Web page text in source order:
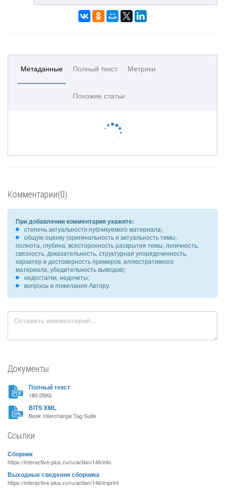
Метаданные Полный текст Метрики
Похожие статьи
Комментарии(0)
При добавлении комментария укажите:
степень актуальности публикуемого материала;
общую оценку (оригинальность и актуальность темы,
полнота, глубина, всесторонность раскрытия темы, логичность,
связность, доказательность, структурная упорядоченность,
характер и достоверность примеров, иллюстративного
материала, убедительность выводов);
недостатки, недочеты;
вопросы и пожелания Автору.
Документы
Полный текст
180.05Kb
BITS XML
Book Interchange Tag Suite
Ссылки
Сборник
https://interactive-plus.ru/ru/action/146/info
Выходные сведения сборника
https://interactive-plus.ru/ru/action/146/imprint